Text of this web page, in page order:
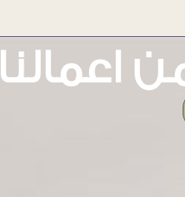
اعمالنا